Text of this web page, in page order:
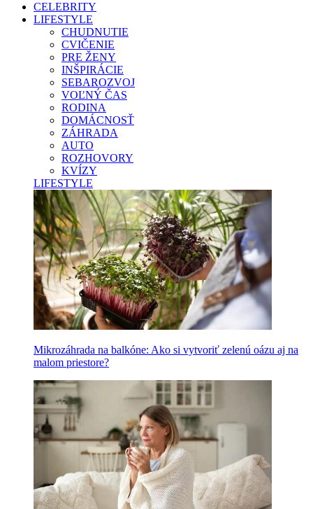
CELEBRITY
LIFESTYLE
CHUDNUTIE
CVIČENIE
PRE ŽENY
INŠPIRÁCIE
SEBAROZVOJ
VOĽNÝ ČAS
RODINA
DOMÁCNOSŤ
ZÁHRADA
AUTO
ROZHOVORY
KVÍZY
LIFESTYLE
Mikrozáhrada na balkóne: Ako si vytvoriť zelenú oázu aj na
malom priestore?